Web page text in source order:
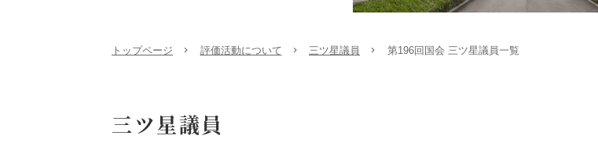
トップページ 評価活動について 三ツ星議員 第196回国会 三ツ星議員一覧
三ツ星議員